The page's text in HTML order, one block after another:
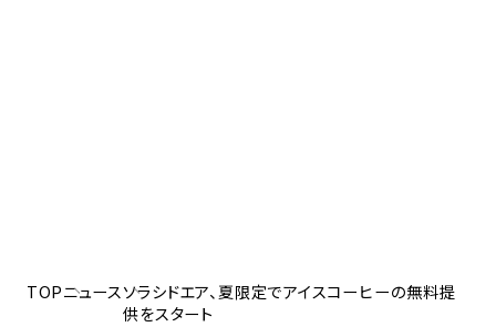
TOPニュースソラシドエア、夏限定でアイスコーヒーの無料提
供をスタート